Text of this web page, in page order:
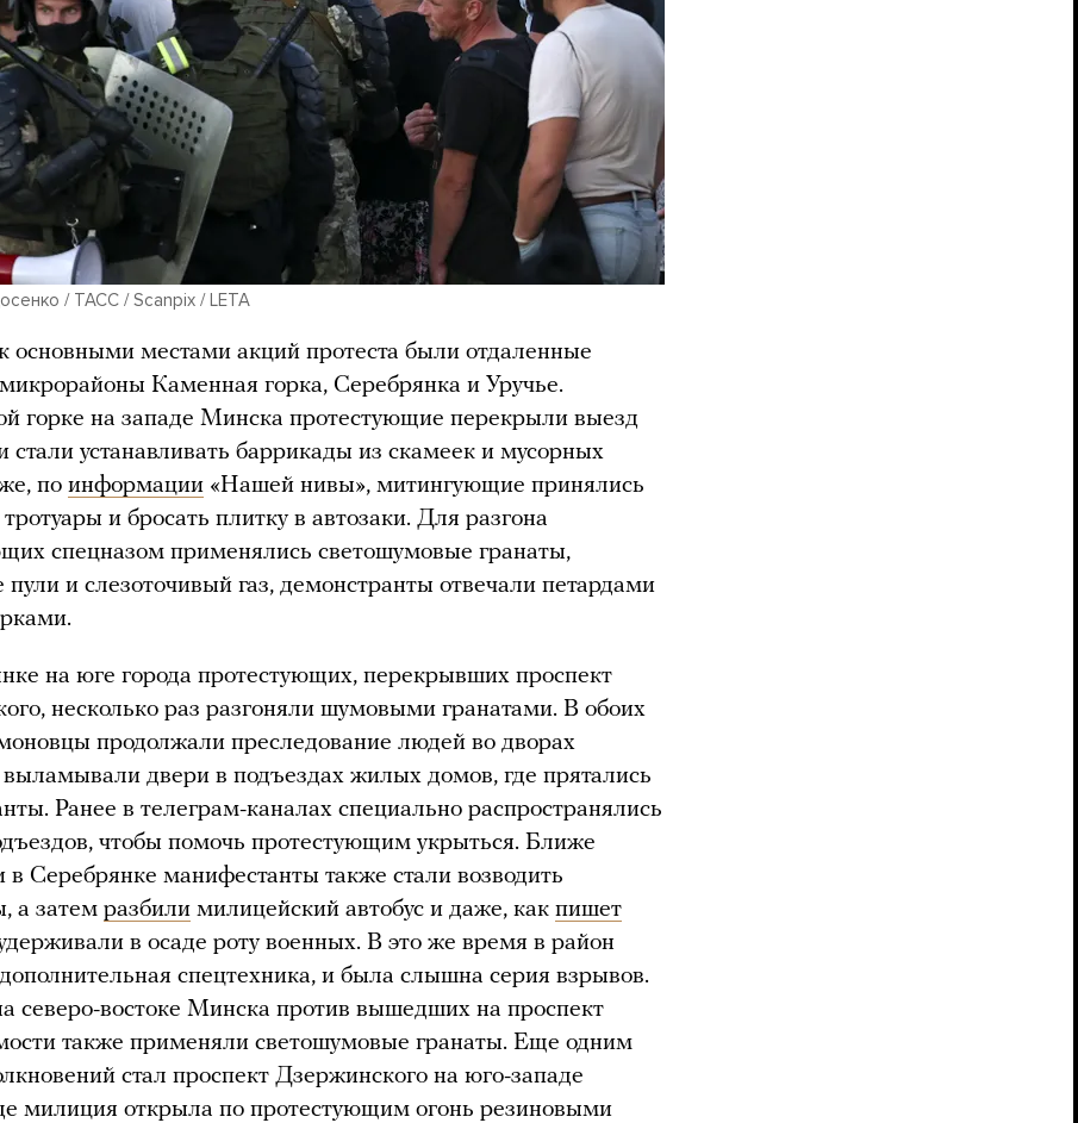
/ ТАСС / Scanpix / LETA
основными местами акций протеста были отдаленные
Каменная горка, Серебрянка и Уручье.
горке на западе Минска протестующие перекрыли выезд
стали устанавливать баррикады из скамеек и мусорных
по информации «Нашей нивы», митингующие принялись
и бросать плитку в автозаки. Для разгона
спецназом применялись светошумовые гранаты,
пули и слезоточивый газ, демонстранты отвечали петардами
на юге города протестующих, перекрывших проспект
несколько раз разгоняли шумовыми гранатами. В обоих
продолжали преследование людей во дворах
двери в подъездах жилых домов, где прятались
Ранее в телеграм-каналах специально распространялись
чтобы помочь протестующим укрыться. Ближе
в Серебрянке манифестанты также стали возводить
а затем разбили милицейский автобус и даже, как пишет
в осаде роту военных. В это же время в район
дополнительная спецтехника, и была слышна серия взрывов.
северо-востоке Минска против вышедших на проспект
также применяли светошумовые гранаты. Еще одним
стал проспект Дзержинского на юго-западе
милиция открыла по протестующим огонь резиновыми